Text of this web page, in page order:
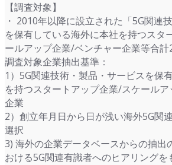
【調査対象】
・ 2010年以降に設立された「5G関連
を保有している海外に本社を持つスタ
ールアップ企業/ベンチャー企業等合
調査対象企業抽出基準：
1）5G関連技術・製品・サービスを保
を持つスタートアップ企業/スケール
企業
2）創立年月日から日が浅い海外5G関
選択
3) 海外の企業データベースからの抽出
おける5G関連有識者へのヒアリングを